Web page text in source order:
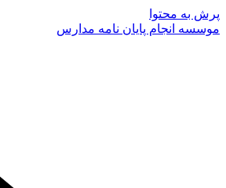
پرش به محتوا
موسسه انجام پایان نامه مدارس